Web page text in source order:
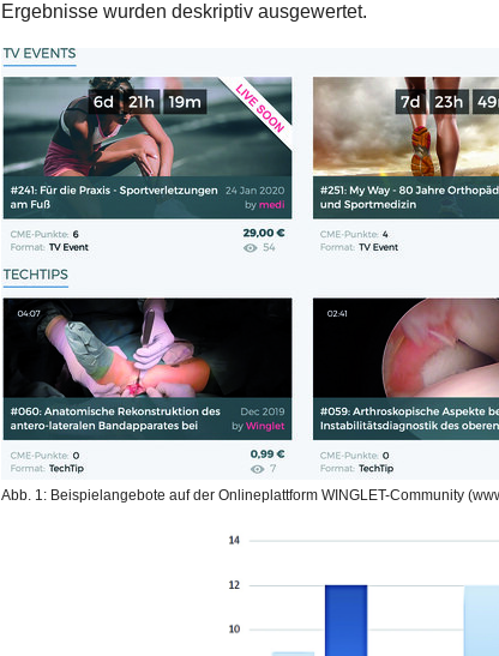
Ergebnisse wurden deskriptiv ausgewertet.
Abb. 1: Beispielangebote auf der Onlineplattform WINGLET-Community